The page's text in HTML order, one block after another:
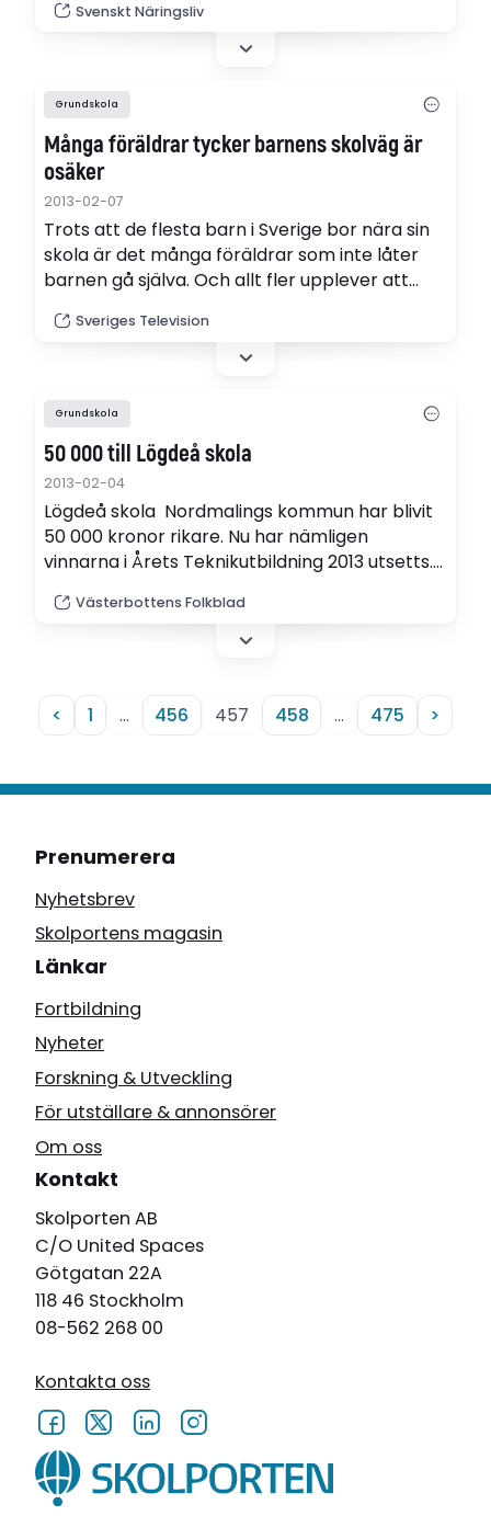
tävlingsbidrag - ett rälssystem för
mattransporter över hela världen.
Svenskt Näringsliv
Grundskola
Många föräldrar tycker barnens skolväg är
osäker
2013-02-07
Trots att de flesta barn i Sverige bor nära sin
skola är det många föräldrar som inte låter
barnen gå själva. Och allt fler upplever att
ny undersökning från Trafikverket.
Sveriges Television
Grundskola
50 000 till Lögdeå skola
2013-02-04
Lögdeå skola Nordmalings kommun har blivit
50 000 kronor rikare. Nu har nämligen
vinnarna i Årets Teknikutbildning 2013 utsetts.
Västerbottens Folkblad
< 1 … 456 457 458 … 475 >
Prenumerera
Nyhetsbrev
Skolportens magasin
Länkar
Fortbildning
Nyheter
Forskning & Utveckling
För utställare & annonsörer
Om oss
Kontakt
Skolporten AB
C/O United Spaces
Götgatan 22A
118 46 Stockholm
08-562 268 00
Kontakta oss